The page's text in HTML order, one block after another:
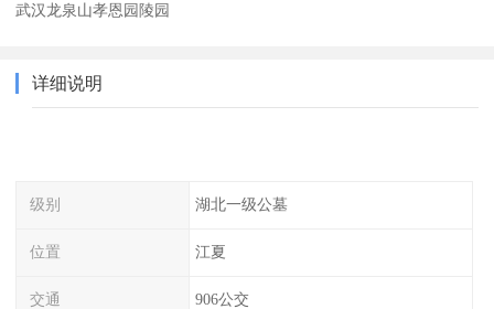
武汉龙泉山孝恩园陵园
详细说明
级别 湖北一级公墓
位置 江夏
交通 906公交